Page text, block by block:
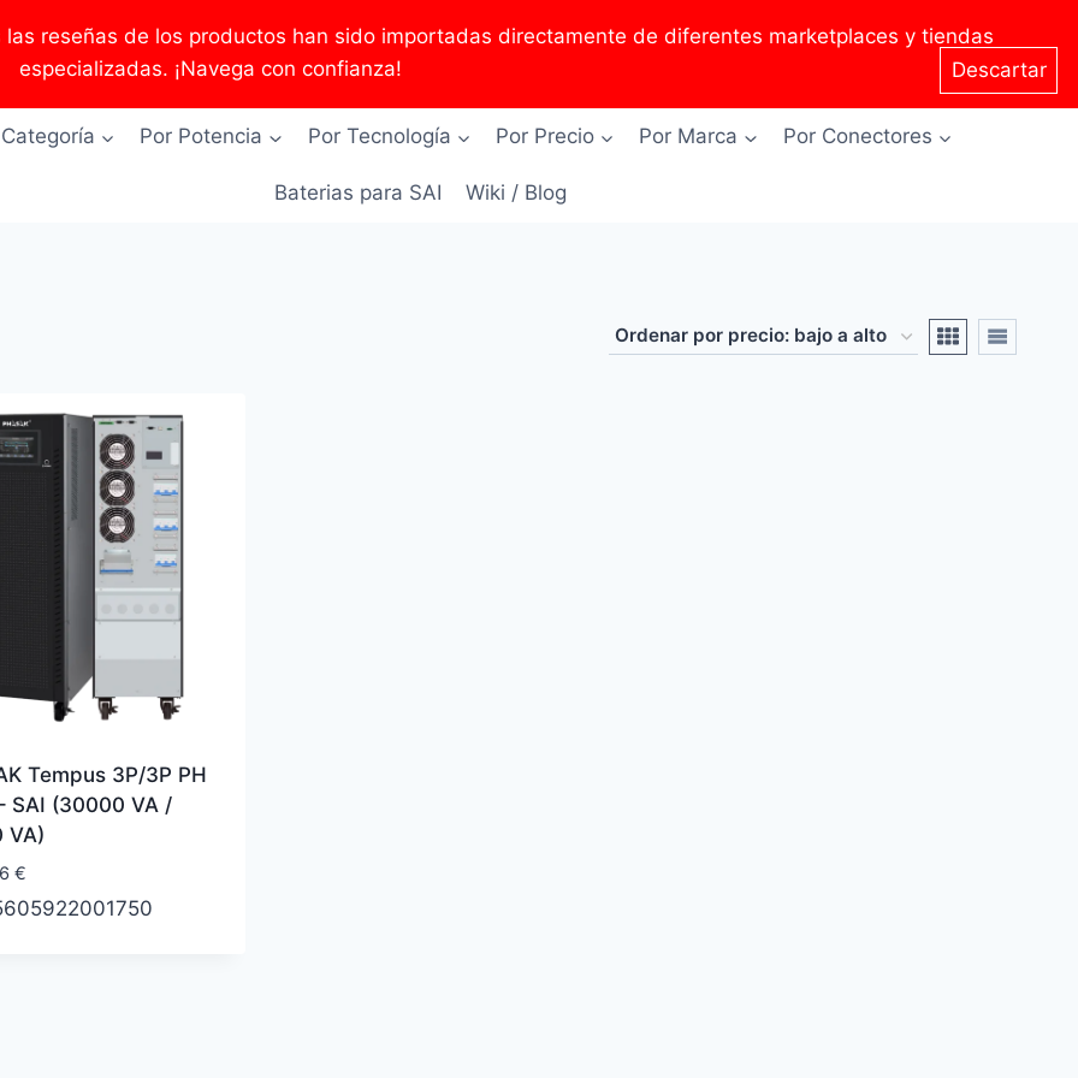
reseñas de los productos han sido importadas directamente de diferentes marketplaces y tiendas
especializadas. ¡Navega con confianza!
Descartar
Por Potencia Por Tecnología Por Precio Por Marca Por Conectores
Baterias para SAI Wiki / Blog
Tempus 3P/3P PH
SAI (30000 VA /
VA)
€